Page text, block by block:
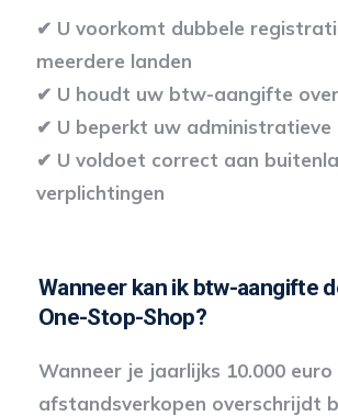
✔ U voorkomt dubbele
meerdere landen
✔ U houdt uw btw-aangifte
✔ U beperkt uw administratieve
✔ U voldoet correct aan
verplichtingen
Wanneer kan ik btw-aangifte
One-Stop-Shop?
Wanneer je jaarlijks 10.000
afstandsverkopen overschrijdt